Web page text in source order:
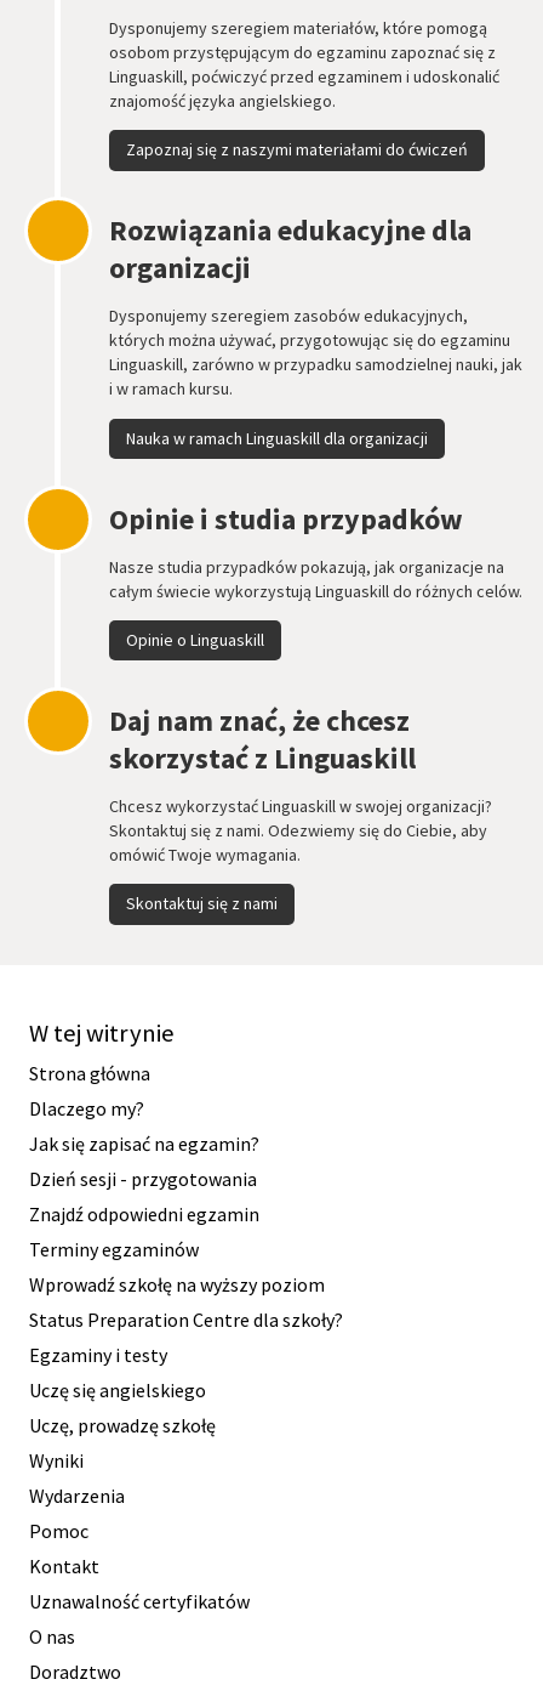
Dysponujemy szeregiem materiałów, które pomogą
osobom przystępującym do egzaminu zapoznać się z
Linguaskill, poćwiczyć przed egzaminem i udoskonalić
znajomość języka angielskiego.
Zapoznaj się z naszymi materiałami do ćwiczeń
Rozwiązania edukacyjne dla
organizacji
Dysponujemy szeregiem zasobów edukacyjnych,
których można używać, przygotowując się do egzaminu
Linguaskill, zarówno w przypadku samodzielnej nauki, jak
i w ramach kursu.
Nauka w ramach Linguaskill dla organizacji
Opinie i studia przypadków
Nasze studia przypadków pokazują, jak organizacje na
całym świecie wykorzystują Linguaskill do różnych celów.
Opinie o Linguaskill
Daj nam znać, że chcesz
skorzystać z Linguaskill
Chcesz wykorzystać Linguaskill w swojej organizacji?
Skontaktuj się z nami. Odezwiemy się do Ciebie, aby
omówić Twoje wymagania.
Skontaktuj się z nami
W tej witrynie
Strona główna
Dlaczego my?
Jak się zapisać na egzamin?
Dzień sesji - przygotowania
Znajdź odpowiedni egzamin
Terminy egzaminów
Wprowadź szkołę na wyższy poziom
Status Preparation Centre dla szkoły?
Egzaminy i testy
Uczę się angielskiego
Uczę, prowadzę szkołę
Wyniki
Wydarzenia
Pomoc
Kontakt
Uznawalność certyfikatów
O nas
Doradztwo